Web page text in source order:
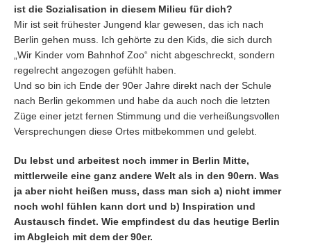
ist die Sozialisation in diesem Milieu für dich?
Mir ist seit frühester Jungend klar gewesen, das ich nach
Berlin gehen muss. Ich gehörte zu den Kids, die sich durch
„Wir Kinder vom Bahnhof Zoo“ nicht abgeschreckt, sondern
regelrecht angezogen gefühlt haben.
Und so bin ich Ende der 90er Jahre direkt nach der Schule
nach Berlin gekommen und habe da auch noch die letzten
Züge einer jetzt fernen Stimmung und die verheißungsvollen
Versprechungen diese Ortes mitbekommen und gelebt.
Du lebst und arbeitest noch immer in Berlin Mitte,
mittlerweile eine ganz andere Welt als in den 90ern. Was
ja aber nicht heißen muss, dass man sich a) nicht immer
noch wohl fühlen kann dort und b) Inspiration und
Austausch findet. Wie empfindest du das heutige Berlin
im Abgleich mit dem der 90er.